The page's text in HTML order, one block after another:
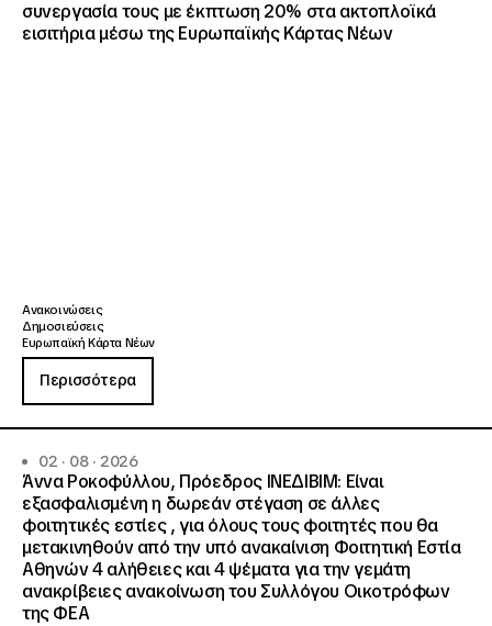
συνεργασία τους με έκπτωση 20% στα ακτοπλοϊκά
εισιτήρια μέσω της Ευρωπαϊκής Κάρτας Νέων
Ανακοινώσεις
Δημοσιεύσεις
Ευρωπαϊκή Κάρτα Νέων
Περισσότερα
02 · 08 · 2026
Άννα Ροκοφύλλου, Πρόεδρος ΙΝΕΔΙΒΙΜ: Είναι
εξασφαλισμένη η δωρεάν στέγαση σε άλλες
φοιτητικές εστίες , για όλους τους φοιτητές που θα
μετακινηθούν από την υπό ανακαίνιση Φοιτητική Εστία
Αθηνών 4 αλήθειες και 4 ψέματα για την γεμάτη
ανακρίβειες ανακοίνωση του Συλλόγου Οικοτρόφων
της ΦΕΑ